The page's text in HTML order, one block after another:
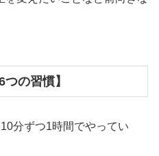
の習慣】
分ずつ1時間でやってい